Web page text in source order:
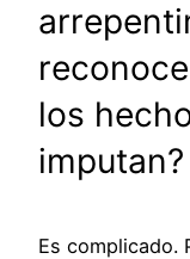
los
imputan?
Es complicado.